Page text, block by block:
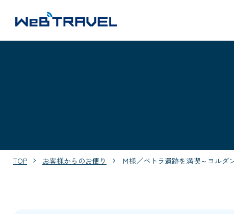
TOP お客様からのお便り Ｍ様／ペトラ遺跡を満喫～ヨルダ